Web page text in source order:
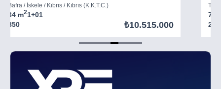
Bafra / İskele / Kıbrıs / Kıbrıs (K.K.T.C.)
34 m21+01
850
₺10.515.000
73
294
of